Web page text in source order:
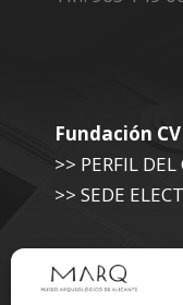
Fundación
>> PERFIL
>> SEDE
>> SEDE